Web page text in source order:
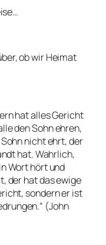
ob wir Heimat
hat alles Gericht
den Sohn ehren,
nicht ehrt, der
hat. Wahrlich,
Wort hört und
der hat das ewige
sondern er ist
(John